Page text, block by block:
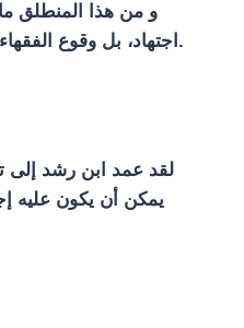
و من هذا المنطلق
اجتهاد، بل وقوع الفقهاء في مشكلة ما يمكن أن يؤول و ما لا يمكن, و حتى هذا الخلاف اقتضى التأويل و من هذا المنطلق يصبح خرق الإجماع في التأويل جائزا شرعا حسب ابن رشد.
لقد عمد ابن رشد إلى
يمكن أن يكون عليه